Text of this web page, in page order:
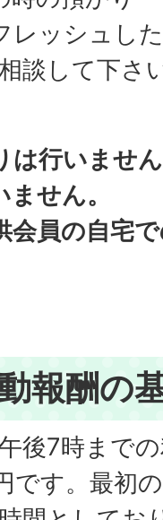
レッシュし
談して下さ
は行いませ
せん。
会員の自宅
報酬の
後7時まで
です。最初